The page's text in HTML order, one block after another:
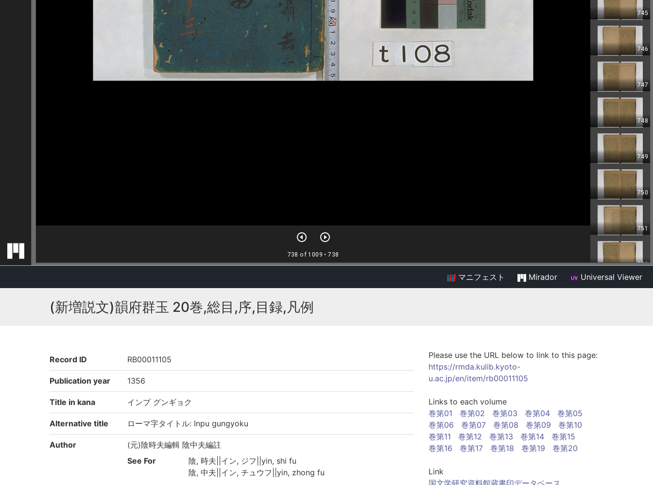
マニフェスト Mirador Universal Viewer
(新増説文)韻府群玉 20巻,総目,序,目録,凡例
Record ID RB00011105
Publication year 1356
Title in kana インプ グンギョク
Alternative title ローマ字タイトル: Inpu gungyoku
Author
(元)陰時夫編輯 陰中夫編註
See For
陰, 時夫||イン, ジフ||yin, shi fu
陰, 中夫||イン, チュウフ||yin, zhong fu
Please use the URL below to link to this page:
https://rmda.kulib.kyoto-
u.ac.jp/en/item/rb00011105
Links to each volume
巻第01
巻第02 巻第03 巻第04
巻第05
巻第06
巻第07 巻第08 巻第09
巻第10
巻第11
巻第12 巻第13 巻第14
巻第15
巻第16
巻第17 巻第18 巻第19 巻第20
Link